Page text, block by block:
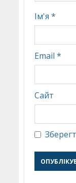
Ім'я *
Email *
Сайт